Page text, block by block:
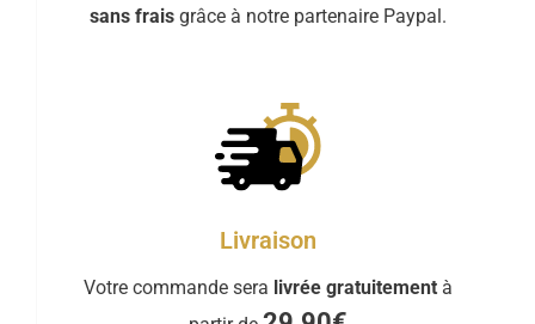
sans frais grâce à notre partenaire Paypal.
Livraison
Votre commande sera livrée gratuitement à